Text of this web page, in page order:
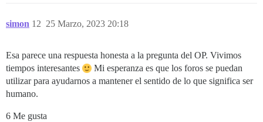
simon 25 Marzo, 2023 20:18
12
Esa parece una respuesta honesta a la pregunta del OP. Vivimos
tiempos interesantes
Mi esperanza es que los foros se puedan
utilizar para ayudarnos a mantener el sentido de lo que significa ser
humano.
6 Me gusta